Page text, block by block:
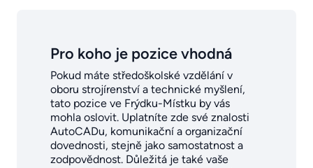
Pro koho je pozice vhodná
Pokud máte středoškolské vzdělání v
oboru strojírenství a technické myšlení,
tato pozice ve Frýdku-Místku by vás
mohla oslovit. Uplatníte zde své znalosti
AutoCADu, komunikační a organizační
dovednosti, stejně jako samostatnost a
zodpovědnost. Důležitá je také vaše